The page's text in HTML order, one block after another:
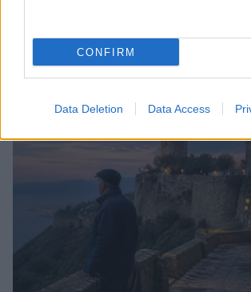
CONFIRM
Data Deletion Data Access
Copenhagen Fashion Week SS27: le
rivoluzionando la moda